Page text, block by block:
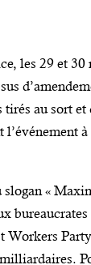
les 29 et 30
au sort
à
slogan «
bureaucrates
Workers